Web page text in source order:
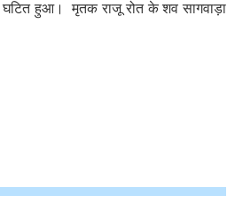
घटित हुआ। मृतक राजू रोत के शव सागवाड़ा